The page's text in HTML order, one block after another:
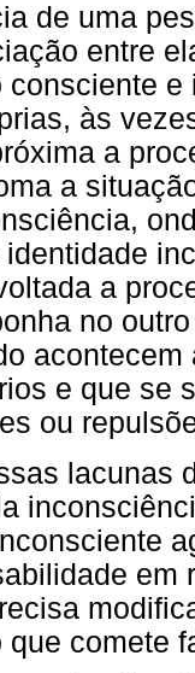
de uma
entre
às
a
a
a
no
e que se
ou
lacunas
em
que comete